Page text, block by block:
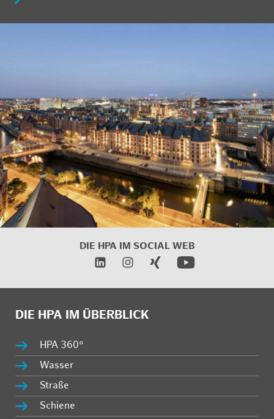
DIE HPA IM SOCIAL WEB
DIE HPA IM ÜBERBLICK
HPA 360°
Wasser
Straße
Schiene